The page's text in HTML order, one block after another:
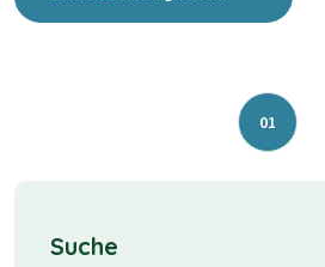
01
Suche